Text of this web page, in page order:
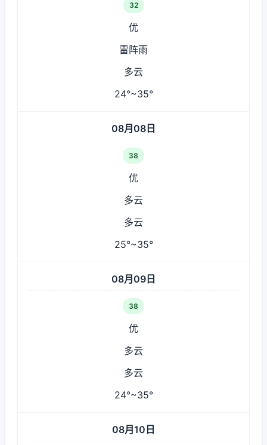
32
优
雷阵雨
多云
24°~35°
08月08日
38
优
多云
多云
25°~35°
08月09日
38
优
多云
多云
24°~35°
08月10日